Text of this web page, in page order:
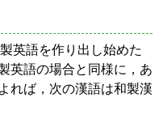
英語を作り出し始めた
英語の場合と同様に，あ
れば，次の漢語は和製漢